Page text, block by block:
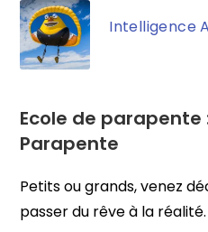
Intelligence
Ecole de parapente
Parapente
Petits ou grands, venez
passer du rêve à la réalité.